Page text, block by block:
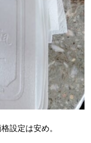
設定は安め。